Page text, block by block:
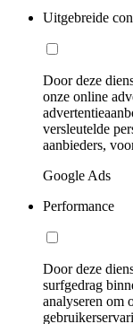
Uitgebreide
Door deze
onze online
versleutelde
aanbieders,
Google Ads
Performance
Door deze
surfgedrag
analyseren om